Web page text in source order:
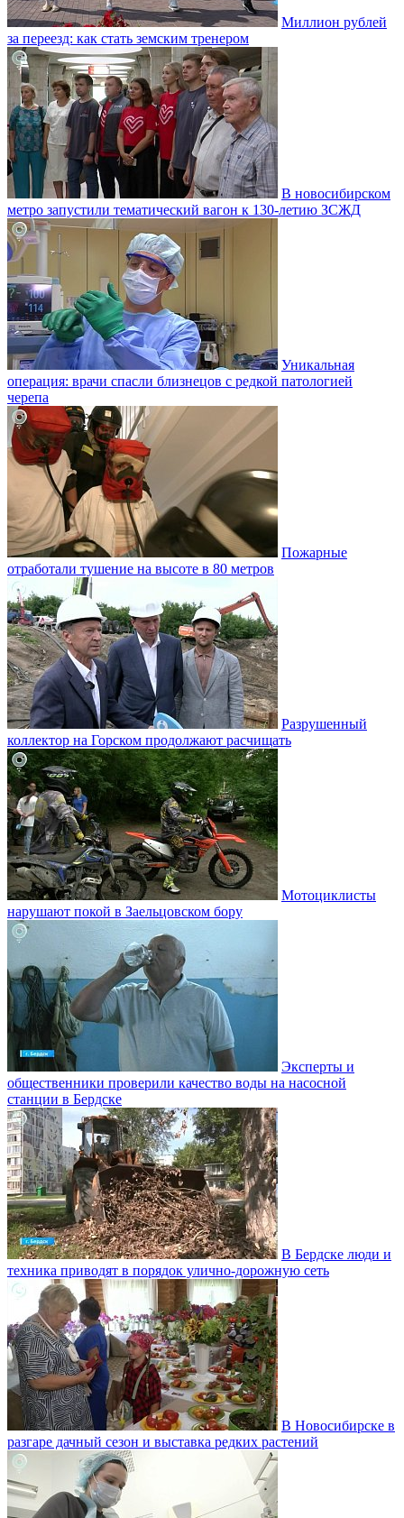
Миллион рублей
за переезд: как стать земским тренером
В новосибирском
метро запустили тематический вагон к 130-летию ЗСЖД
Уникальная
операция: врачи спасли близнецов с редкой патологией
черепа
Пожарные
отработали тушение на высоте в 80 метров
Разрушенный
коллектор на Горском продолжают расчищать
Мотоциклисты
нарушают покой в Заельцовском бору
Эксперты и
общественники проверили качество воды на насосной
станции в Бердске
В Бердске люди и
техника приводят в порядок улично‑дорожную сеть
В Новосибирске в
разгаре дачный сезон и выставка редких растений